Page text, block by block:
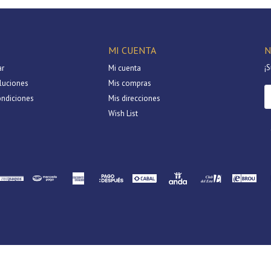
MI CUENTA
Mi cuenta
Mis compras
Mis direcciones
Wish List